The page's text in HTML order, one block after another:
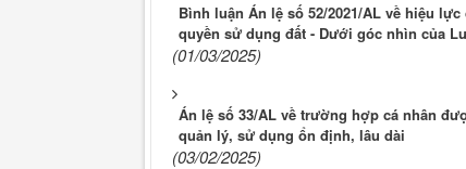
Bình luận Án lệ số 52/2021/AL về hiệu
quyền sử dụng đất - Dưới góc nhìn của
(01/03/2025)
Án lệ số 33/AL về trường hợp cá nhân
quản lý, sử dụng ổn định, lâu dài
(03/02/2025)